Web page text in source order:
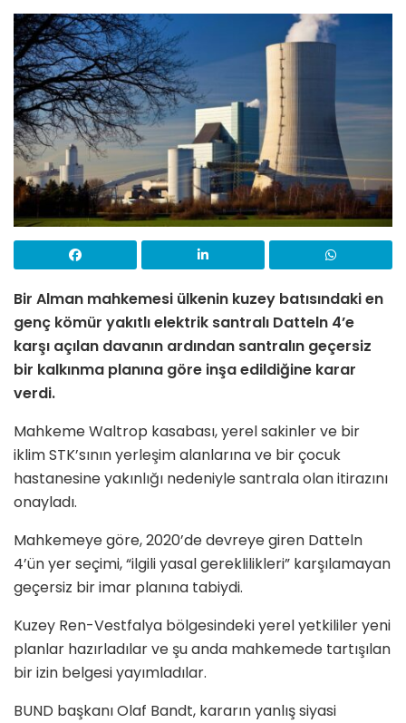
Bir Alman mahkemesi ülkenin kuzey batısındaki en
genç kömür yakıtlı elektrik santralı Datteln 4’e
karşı açılan davanın ardından santralın geçersiz
bir kalkınma planına göre inşa edildiğine karar
verdi.
Mahkeme Waltrop kasabası, yerel sakinler ve bir
iklim STK’sının yerleşim alanlarına ve bir çocuk
hastanesine yakınlığı nedeniyle santrala olan itirazını
onayladı.
Mahkemeye göre, 2020’de devreye giren Datteln
4’ün yer seçimi, “ilgili yasal gereklilikleri” karşılamayan
geçersiz bir imar planına tabiydi.
Kuzey Ren-Vestfalya bölgesindeki yerel yetkililer yeni
planlar hazırladılar ve şu anda mahkemede tartışılan
bir izin belgesi yayımladılar.
BUND başkanı Olaf Bandt, kararın yanlış siyasi